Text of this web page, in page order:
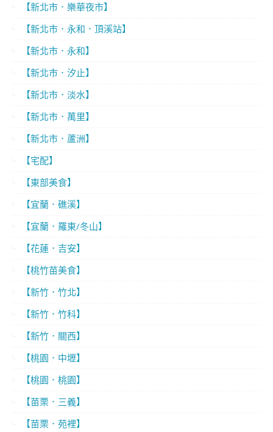
【新北市．樂華夜市】
【新北市．永和．頂溪站】
【新北市．永和】
【新北市．汐止】
【新北市．淡水】
【新北市．萬里】
【新北市．蘆洲】
【宅配】
【東部美食】
【宜蘭．礁溪】
【宜蘭．羅東/冬山】
【花蓮．吉安】
【桃竹苗美食】
【新竹．竹北】
【新竹．竹科】
【新竹．關西】
【桃園．中壢】
【桃園．桃園】
【苗栗．三義】
【苗栗．苑裡】